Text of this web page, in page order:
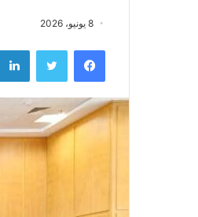
8 يونيو، 2026
فيسبوك تويتر